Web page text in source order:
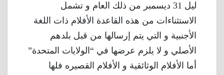
ليل 31 ديسمبر من ذلك العام و تشمل
الاستثناءات من هذه القاعدة الأفلام ذات اللغة
الأجنبية و التي يتم إرسالها من قبل بلدهم
الأصلي و لا يلزم عرضها في “الولايات المتحدة”
أما الأفلام الوثائقية و الأفلام القصيره فلها